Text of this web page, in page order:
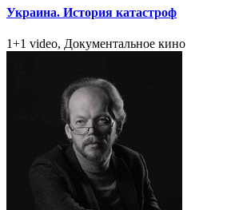
Украина. История катастроф
1+1 video, Документальное кино